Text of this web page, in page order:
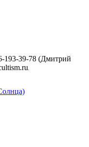
193-39-78 (Дмитрий